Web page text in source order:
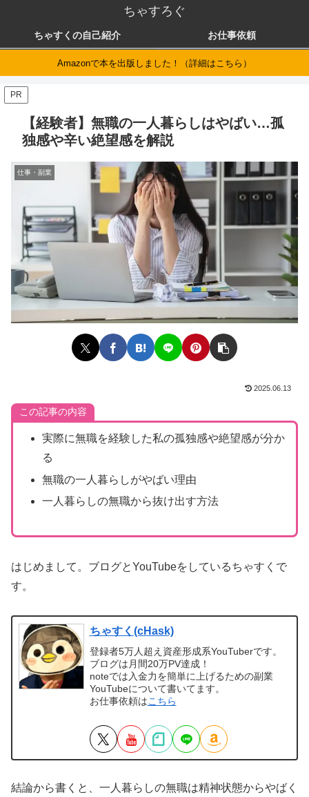
ちゃすろぐ
ちゃすくの自己紹介 お仕事依頼
Amazonで本を出版しました！（詳細はこちら）
PR
【経験者】無職の一人暮らしはやばい…孤
独感や辛い絶望感を解説
仕事・副業
2025.06.13
この記事の内容
実際に無職を経験した私の孤独感や絶望感が分か
る
無職の一人暮らしがやばい理由
一人暮らしの無職から抜け出す方法
はじめまして。ブログとYouTubeをしているちゃすくで
す。
ちゃすく(cHask)
登録者5万人超え資産形成系YouTuberです。
ブログは月間20万PV達成！
noteでは入金力を簡単に上げるための副業
YouTubeについて書いてます。
お仕事依頼はこちら
結論から書くと、一人暮らしの無職は精神状態からやばく